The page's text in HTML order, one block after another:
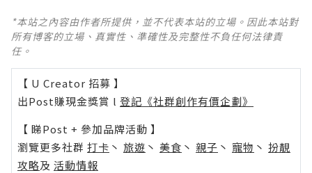
*本站之內容由作者所提供，並不代表本站的立場。因此本站對
所有博客的立場、真實性、準確性及完整性不負任何法律責
任。
【 U Creator 招募 】
出Post賺現金獎賞 l 登記《社群創作有價企劃》
【 睇Post + 參加品牌活動 】
瀏覽更多社群 打卡 丶 旅遊 丶 美食 丶 親子 丶 寵物 丶 扮靚
攻略及 活動情報